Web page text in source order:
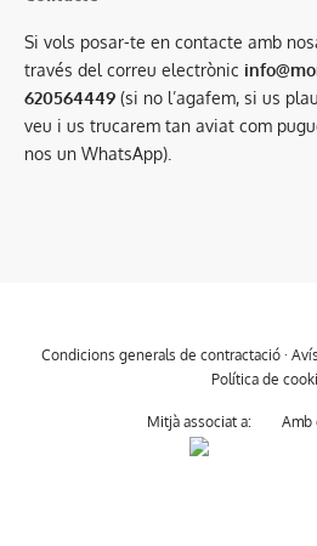
Si vols posar-te en contacte amb
través del correu electrònic
620564449 (si no l’agafem, si us
veu i us trucarem tan aviat com
nos un WhatsApp).
Condicions generals de contractació·
Política de
Mitjà associat a: Amb